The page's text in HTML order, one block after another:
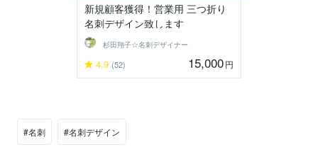
新規顧客獲得！営業用 三つ折り
名刺デザイン致します
杉田翔子☆名刺デザイナー
4.9 (52) 15,000円
#名刺 #名刺デザイン